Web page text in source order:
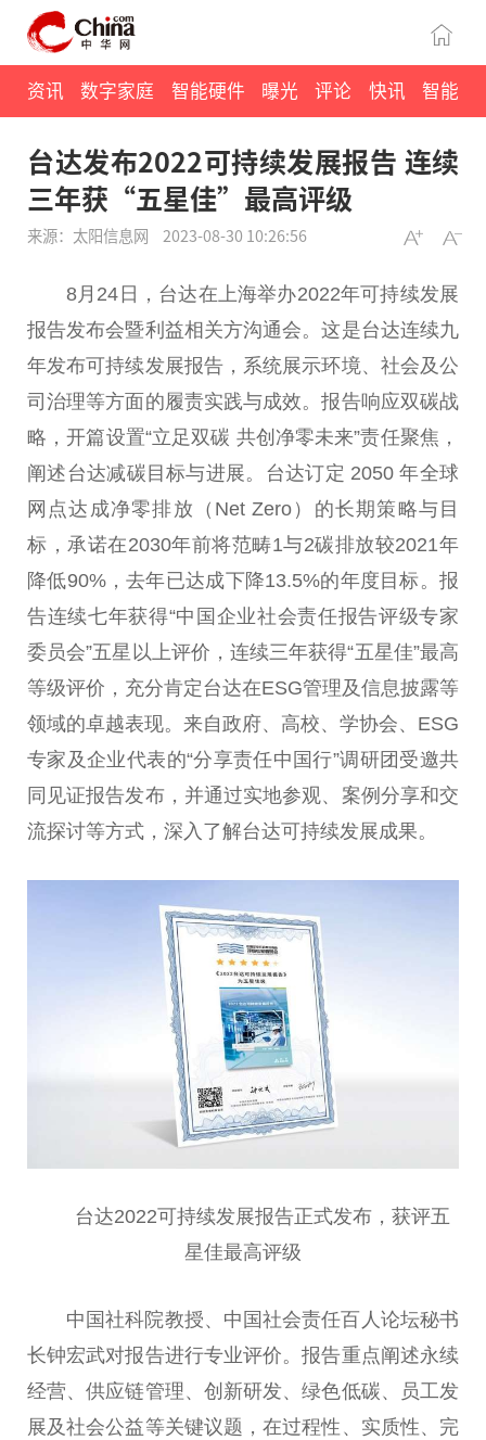
资讯 数字家庭 智能硬件 曝光 评论 快讯 智能
台达发布2022可持续发展报告 连续
三年获“五星佳”最高评级
来源：太阳信息网 2023-08-30 10:26:56
8月24日，台达在上海举办2022年可持续发展
报告发布会暨利益相关方沟通会。这是台达连续九
年发布可持续发展报告，系统展示环境、社会及公
司治理等方面的履责实践与成效。报告响应双碳战
略，开篇设置“立足双碳 共创净零未来”责任聚焦，
阐述台达减碳目标与进展。台达订定 2050 年全球
网点达成净零排放（Net Zero）的长期策略与目
标，承诺在2030年前将范畴1与2碳排放较2021年
降低90%，去年已达成下降13.5%的年度目标。报
告连续七年获得“中国企业社会责任报告评级专家
委员会”五星以上评价，连续三年获得“五星佳”最高
等级评价，充分肯定台达在ESG管理及信息披露等
领域的卓越表现。来自政府、高校、学协会、ESG
专家及企业代表的“分享责任中国行”调研团受邀共
同见证报告发布，并通过实地参观、案例分享和交
流探讨等方式，深入了解台达可持续发展成果。
台达2022可持续发展报告正式发布，获评五
星佳最高评级
中国社科院教授、中国社会责任百人论坛秘书
长钟宏武对报告进行专业评价。报告重点阐述永续
经营、供应链管理、创新研发、绿色低碳、员工发
展及社会公益等关键议题，在过程性、实质性、完